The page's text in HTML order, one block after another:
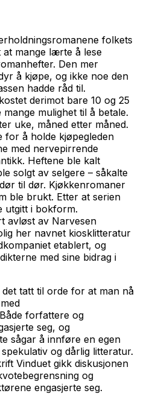
folkets
at mange lærte å lese
Den mer
å kjøpe, og ikke noe den
hadde råd til.
derimot bare 10 og 25
mulighet til å betale.
uke, måned etter måned.
for å holde kjøpegleden
med nervepirrende
Heftene ble kalt
solgt av selgere – såkalte
til dør. Kjøkkenromaner
ble brukt. Etter at serien
utgitt i bokform.
avløst av Narvesen
her navnet kiosklitteratur
etablert, og
med sine bidrag i
tatt til orde for at man nå
forfattere og
seg, og
sågar å innføre en egen
og dårlig litteratur.
Vinduet gikk diskusjonen
og
engasjerte seg.